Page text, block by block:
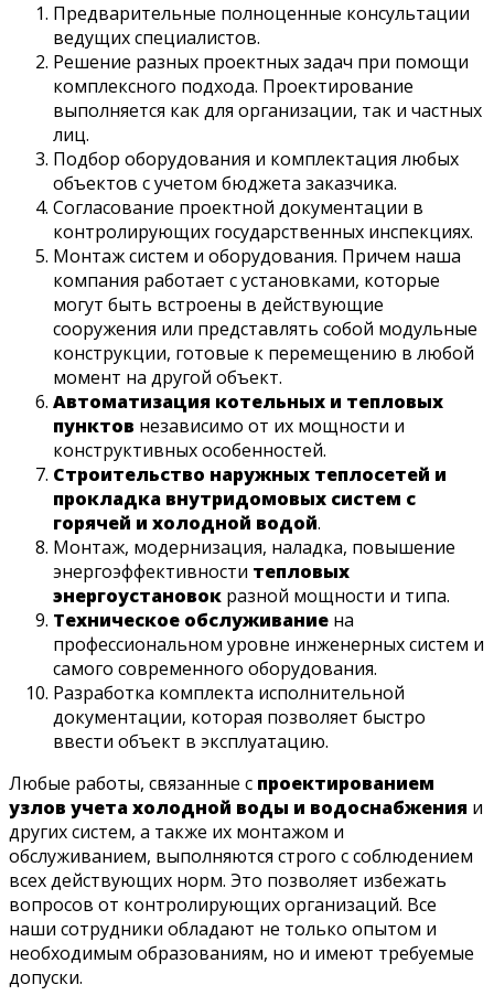
Предварительные полноценные консультации
ведущих специалистов.
Решение разных проектных задач при помощи
комплексного подхода. Проектирование
выполняется как для организации, так и частных
лиц.
Подбор оборудования и комплектация любых
объектов с учетом бюджета заказчика.
Согласование проектной документации в
контролирующих государственных инспекциях.
Монтаж систем и оборудования. Причем наша
компания работает с установками, которые
могут быть встроены в действующие
сооружения или представлять собой модульные
конструкции, готовые к перемещению в любой
момент на другой объект.
Автоматизация котельных и тепловых
пунктов независимо от их мощности и
конструктивных особенностей.
Строительство наружных теплосетей и
прокладка внутридомовых систем с
горячей и холодной водой.
Монтаж, модернизация, наладка, повышение
энергоэффективности тепловых
энергоустановок разной мощности и типа.
Техническое обслуживание на
профессиональном уровне инженерных систем и
самого современного оборудования.
Разработка комплекта исполнительной
документации, которая позволяет быстро
ввести объект в эксплуатацию.
Любые работы, связанные с проектированием
узлов учета холодной воды и водоснабжения и
других систем, а также их монтажом и
обслуживанием, выполняются строго с соблюдением
всех действующих норм. Это позволяет избежать
вопросов от контролирующих организаций. Все
наши сотрудники обладают не только опытом и
необходимым образованиям, но и имеют требуемые
допуски.